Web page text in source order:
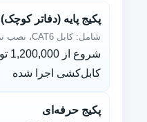
پکیج پایه (دفاتر کوچک)
شامل: کابل CAT6، نصب ترانک، پانچ، پچ پنل، تست پایه
کابل‌کشی اجرا شده
پکیج حرفه‌ای